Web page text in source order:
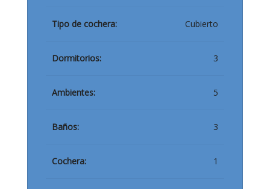
Tipo de cochera: Cubierto
Dormitorios: 3
Ambientes: 5
Baños: 3
Cochera: 1